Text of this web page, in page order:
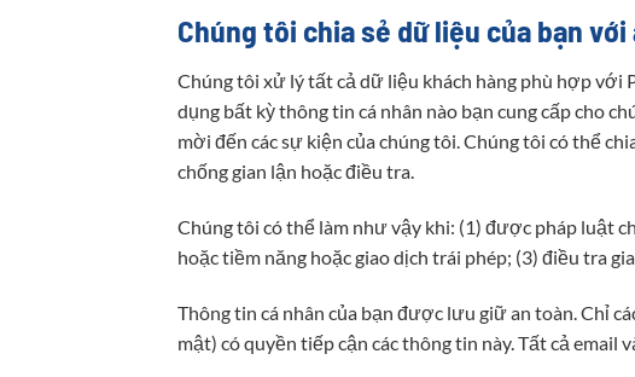
Chúng tôi chia sẻ dữ liệu của bạn với
Chúng tôi xử lý tất cả dữ liệu khách hàng phù hợp với
dụng bất kỳ thông tin cá nhân nào bạn cung cấp cho
mời đến các sự kiện của chúng tôi. Chúng tôi có thể
chống gian lận hoặc điều tra.
Chúng tôi có thể làm như vậy khi: (1) được pháp luật
hoặc tiềm năng hoặc giao dịch trái phép; (3) điều tra
Thông tin cá nhân của bạn được lưu giữ an toàn. Chỉ
mật) có quyền tiếp cận các thông tin này. Tất cả